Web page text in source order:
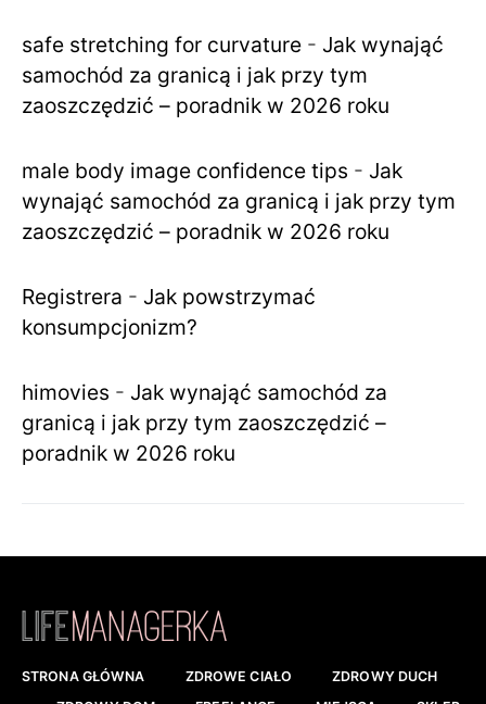
safe stretching for curvature - Jak wynająć
samochód za granicą i jak przy tym
zaoszczędzić – poradnik w 2026 roku
male body image confidence tips - Jak
wynająć samochód za granicą i jak przy tym
zaoszczędzić – poradnik w 2026 roku
Registrera - Jak powstrzymać
konsumpcjonizm?
himovies - Jak wynająć samochód za
granicą i jak przy tym zaoszczędzić –
poradnik w 2026 roku
STRONA GŁÓWNA ZDROWE CIAŁO
ZDROWY DUCH